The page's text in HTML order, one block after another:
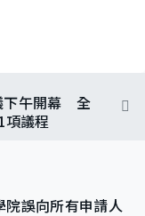
下午開幕 全
項議程
院誤向所有申請人